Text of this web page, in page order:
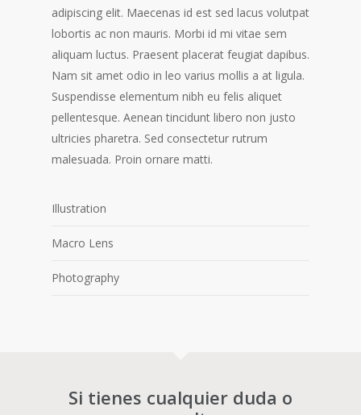
adipiscing elit. Maecenas id est sed lacus volutpat
lobortis ac non mauris. Morbi id mi vitae sem
aliquam luctus. Praesent placerat feugiat dapibus.
Nam sit amet odio in leo varius mollis a at ligula.
Suspendisse elementum nibh eu felis aliquet
pellentesque. Aenean tincidunt libero non justo
ultricies pharetra. Sed consectetur rutrum
malesuada. Proin ornare matti.
Illustration
Macro Lens
Photography
Si tienes cualquier duda o